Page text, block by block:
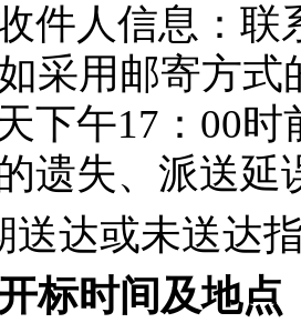
收件人信息：
采用邮寄方
下午17：00
遗失、派送延
送达或未送达
标时间及地点